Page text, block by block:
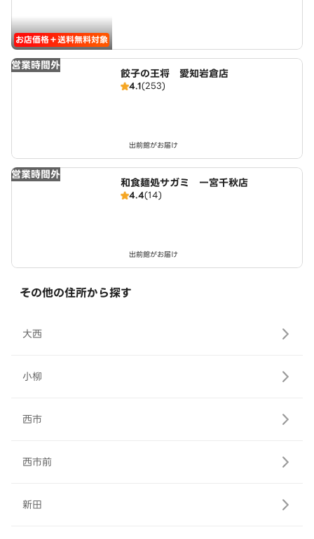
お店価格＋送料無料対象
営業時間外
餃子の王将 愛知岩倉店
4.1(253)
出前館がお届け
営業時間外
和食麺処サガミ 一宮千秋店
4.4(14)
出前館がお届け
その他の住所から探す
大西
小柳
西市
西市前
新田